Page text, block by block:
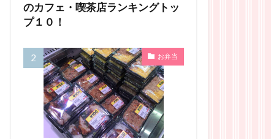
のカフェ・喫茶店ランキングトッ
プ１０！
お弁当